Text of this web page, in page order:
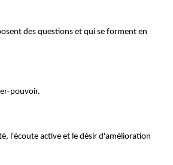
des questions et qui se forment en
pouvoir.
l'écoute active et le désir d'amélioration